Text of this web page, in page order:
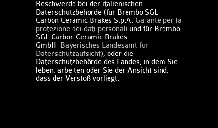
Beschwerde bei der italienischen
Datenschutzbehörde (für Brembo SGL
Carbon Ceramic Brakes S.p.A. ​ Garante per la
protezione dei dati personali und für Brembo
SGL Carbon Ceramic Brakes
GmbH
Bayerisches Landesamt für
Datenschutzaufsicht), oder die
Datenschutzbehörde des Landes, in dem Sie
leben, arbeiten oder Sie der Ansicht sind,
dass der Verstoß vorliegt.